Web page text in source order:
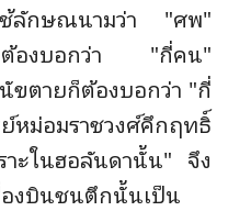
ลักษณนามว่า "ศพ"
ก็ต้องบอกว่า "กี่คน"
ขตายก็ต้องบอกว่า "กี่
ม่อมราชวงศ์คึกฤทธิ์
ะในฮอลันดานั้น" จึง
องบินชนตึกนั้นเป็น